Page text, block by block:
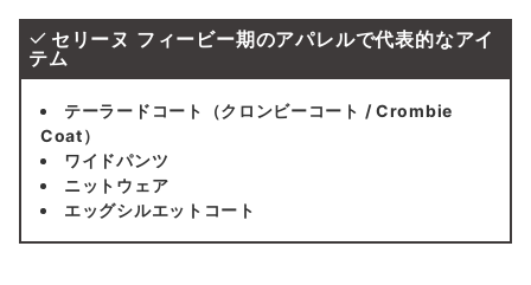
セリーヌ フィービー期のアパレルで代表的なアイ
テム
テーラードコート（クロンビーコート / Crombie
Coat）
ワイドパンツ
ニットウェア
エッグシルエットコート